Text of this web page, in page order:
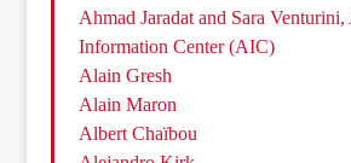
Ahmad Jaradat and Sara
Information Center (AIC)
Alain Gresh
Alain Maron
Albert Chaïbou